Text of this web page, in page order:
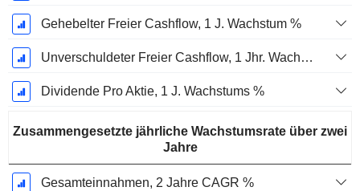
Gehebelter Freier Cashflow, 1 J. Wachstum %
Unverschuldeter Freier Cashflow, 1 Jhr. Wachstum %
Dividende Pro Aktie, 1 J. Wachstums %
Zusammengesetzte jährliche Wachstumsrate über zwei
Jahre
Gesamteinnahmen, 2 Jahre CAGR %